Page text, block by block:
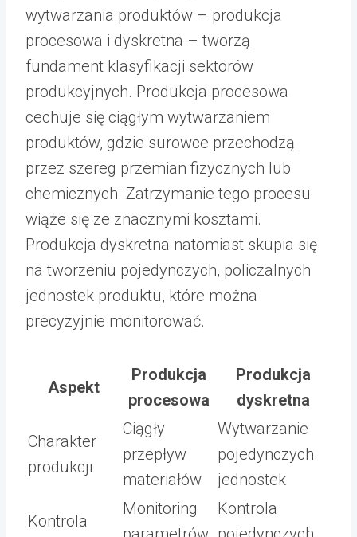
wytwarzania produktów – produkcja
procesowa i dyskretna – tworzą
fundament klasyfikacji sektorów
produkcyjnych. Produkcja procesowa
cechuje się ciągłym wytwarzaniem
produktów, gdzie surowce przechodzą
przez szereg przemian fizycznych lub
chemicznych. Zatrzymanie tego procesu
wiąże się ze znacznymi kosztami.
Produkcja dyskretna natomiast skupia się
na tworzeniu pojedynczych, policzalnych
jednostek produktu, które można
precyzyjnie monitorować.
Aspekt
Produkcja
procesowa
Produkcja
dyskretna
Charakter
produkcji
Ciągły
przepływ
materiałów
Wytwarzanie
pojedynczych
jednostek
Kontrola
Monitoring
Kontrola